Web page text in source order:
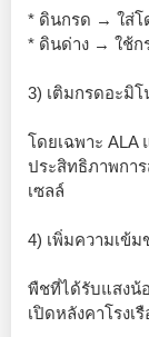
* ดินกรด → ใส่โ
* ดินด่าง → ใช้ก
3) เติมกรดอะมิ
โดยเฉพาะ ALA
ประสิทธิภาพกา
เซลล์
4) เพิ่มความเข้ม
พืชที่ได้รับแสงน้
เปิดหลังคาโรงเ